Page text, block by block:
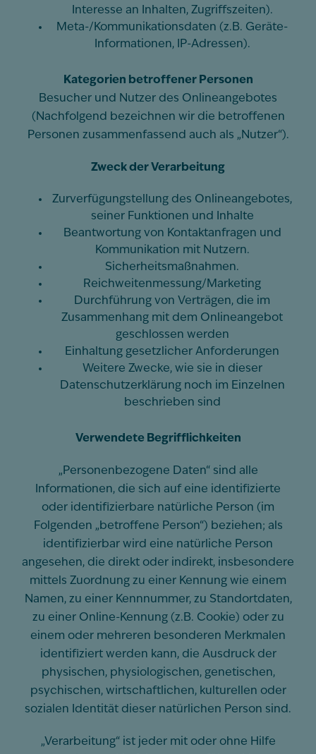
Interesse an Inhalten, Zugriffszeiten).
Meta-/Kommunikationsdaten (z.B. Geräte-
Informationen, IP-Adressen).
Kategorien betroffener Personen
Besucher und Nutzer des Onlineangebotes
(Nachfolgend bezeichnen wir die betroffenen
Personen zusammenfassend auch als „Nutzer“).
Zweck der Verarbeitung
Zurverfügungstellung des Onlineangebotes,
seiner Funktionen und Inhalte
Beantwortung von Kontaktanfragen und
Kommunikation mit Nutzern.
Sicherheitsmaßnahmen.
Reichweitenmessung/Marketing
Durchführung von Verträgen, die im
Zusammenhang mit dem Onlineangebot
geschlossen werden
Einhaltung gesetzlicher Anforderungen
Weitere Zwecke, wie sie in dieser
Datenschutzerklärung noch im Einzelnen
beschrieben sind
Verwendete Begrifflichkeiten
„Personenbezogene Daten“ sind alle
Informationen, die sich auf eine identifizierte
oder identifizierbare natürliche Person (im
Folgenden „betroffene Person“) beziehen; als
identifizierbar wird eine natürliche Person
angesehen, die direkt oder indirekt, insbesondere
mittels Zuordnung zu einer Kennung wie einem
Namen, zu einer Kennnummer, zu Standortdaten,
zu einer Online-Kennung (z.B. Cookie) oder zu
einem oder mehreren besonderen Merkmalen
identifiziert werden kann, die Ausdruck der
physischen, physiologischen, genetischen,
psychischen, wirtschaftlichen, kulturellen oder
sozialen Identität dieser natürlichen Person sind.
„Verarbeitung“ ist jeder mit oder ohne Hilfe